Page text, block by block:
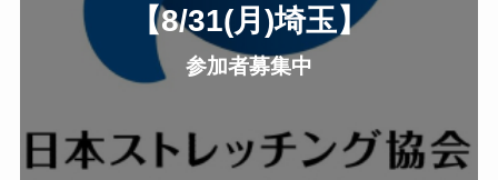
【8/31(月 )埼玉】
参加者募集中